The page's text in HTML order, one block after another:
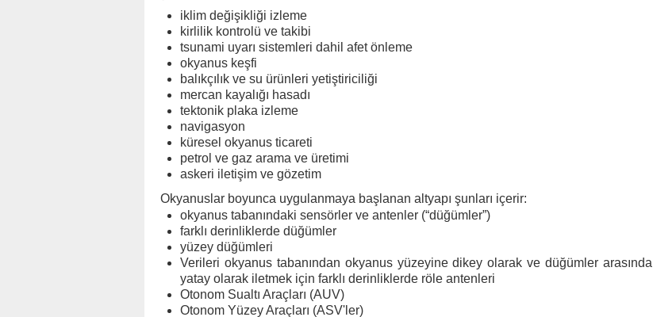
iklim değişikliği izleme
kirlilik kontrolü ve takibi
tsunami uyarı sistemleri dahil afet önleme
okyanus keşfi
balıkçılık ve su ürünleri yetiştiriciliği
mercan kayalığı hasadı
tektonik plaka izleme
navigasyon
küresel okyanus ticareti
petrol ve gaz arama ve üretimi
askeri iletişim ve gözetim
Okyanuslar boyunca uygulanmaya başlanan altyapı şunları içerir:
okyanus tabanındaki sensörler ve antenler (“düğümler”)
farklı derinliklerde düğümler
yüzey düğümleri
Verileri okyanus tabanından okyanus yüzeyine dikey olarak ve düğümler arasında
yatay olarak iletmek için farklı derinliklerde röle antenleri
Otonom Sualtı Araçları (AUV)
Otonom Yüzey Araçları (ASV'ler)